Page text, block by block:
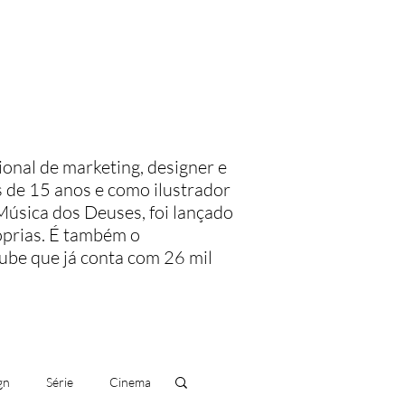
de marketing, designer e
de 15 anos e como ilustrador
dos Deuses, foi lançado
É também o
que já conta com 26 mil
Série Cinema